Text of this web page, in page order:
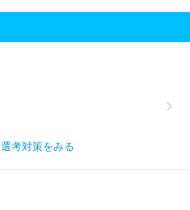
選考対策をみる